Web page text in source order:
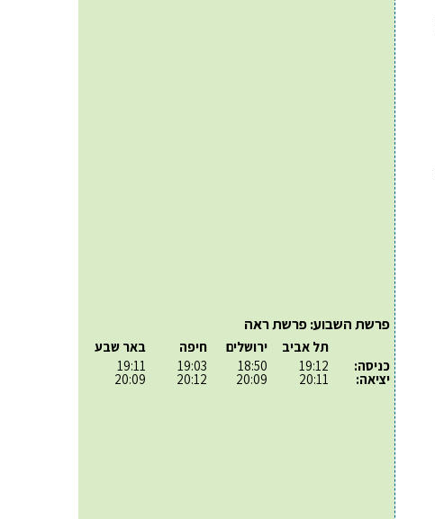
פרשת השבוע: פרשת ראה
כניסה:
יציאה:
תל אביב
19:12
20:11
ירושלים
18:50
20:09
חיפה
19:03
20:12
באר שבע
19:11
20:09